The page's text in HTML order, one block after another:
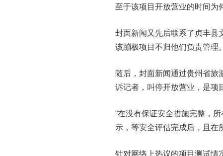
至于该项目开放营业的时间为
封面新闻又先后联系了贞丰县
该蹦极项目不归他们负责管理
随后，封面新闻通过贵州省旅
诉记者，叫停开放营业，是项
“在没有保证安全措施完整，
示，等安全评估完成后，且在
针对网络上热议的项目测试情